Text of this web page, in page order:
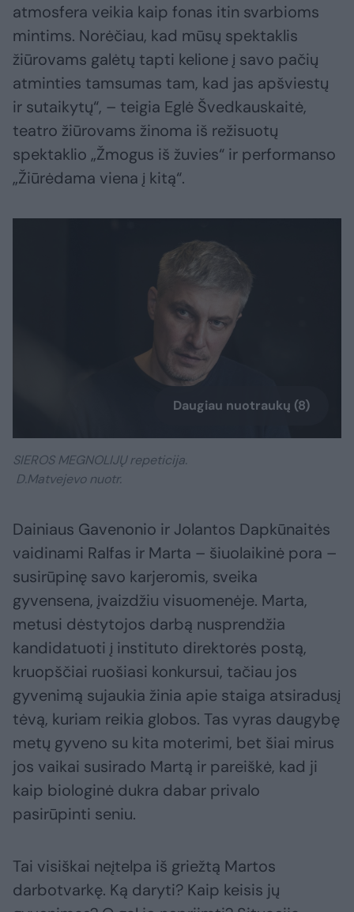
atmosfera veikia kaip fonas itin svarbioms
mintims. Norėčiau, kad mūsų spektaklis
žiūrovams galėtų tapti kelione į savo pačių
atminties tamsumas tam, kad jas apšviestų
ir sutaikytų“, – teigia Eglė Švedkauskaitė,
teatro žiūrovams žinoma iš režisuotų
spektaklio „Žmogus iš žuvies“ ir performanso
„Žiūrėdama viena į kitą“.
Daugiau nuotraukų (8)
SIEROS MEGNOLIJŲ repeticija.
D.Matvejevo nuotr.
Dainiaus Gavenonio ir Jolantos Dapkūnaitės
vaidinami Ralfas ir Marta – šiuolaikinė pora –
susirūpinę savo karjeromis, sveika
gyvensena, įvaizdžiu visuomenėje. Marta,
metusi dėstytojos darbą nusprendžia
kandidatuoti į instituto direktorės postą,
kruopščiai ruošiasi konkursui, tačiau jos
gyvenimą sujaukia žinia apie staiga atsiradusį
tėvą, kuriam reikia globos. Tas vyras daugybę
metų gyveno su kita moterimi, bet šiai mirus
jos vaikai susirado Martą ir pareiškė, kad ji
kaip biologinė dukra dabar privalo
pasirūpinti seniu.
Tai visiškai neįtelpa iš griežtą Martos
darbotvarkę. Ką daryti? Kaip keisis jų